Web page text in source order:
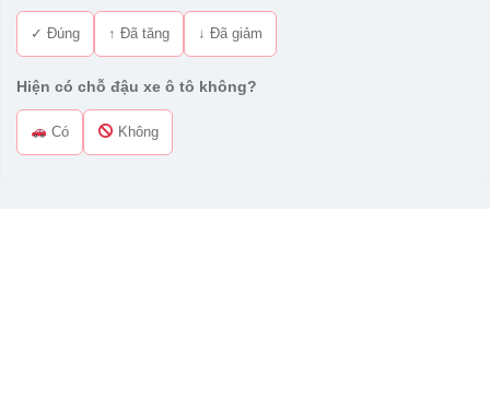
✓ Đúng ↑ Đã tăng ↓ Đã giảm
Hiện có chỗ đậu xe ô tô không?
Có Không